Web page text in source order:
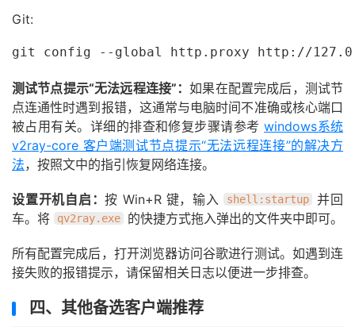
Git:
测试节点提示“无法远程连接”：如果在配置完成后，测试节
点连通性时遇到报错，这通常与电脑时间不准确或核心端口
被占用有关。详细的排查和修复步骤请参考windows系统
v2ray-core 客户端测试节点提示“无法远程连接”的解决方
法，按照文中的指引恢复网络连接。
设置开机自启：按 Win+R 键，输入 shell:startup
并回
车。将
qv2ray.exe 的快捷方式拖入弹出的文件夹中即可。
所有配置完成后，打开浏览器访问谷歌进行测试。如遇到连
接失败的报错提示，请保留相关日志以便进一步排查。
四、其他备选客户端推荐